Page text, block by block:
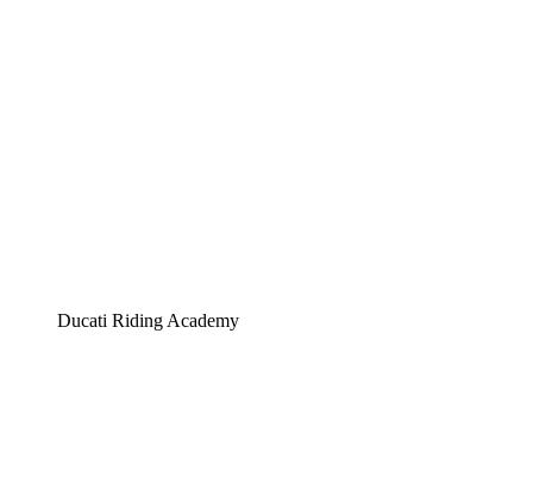
Ducati Riding Academy